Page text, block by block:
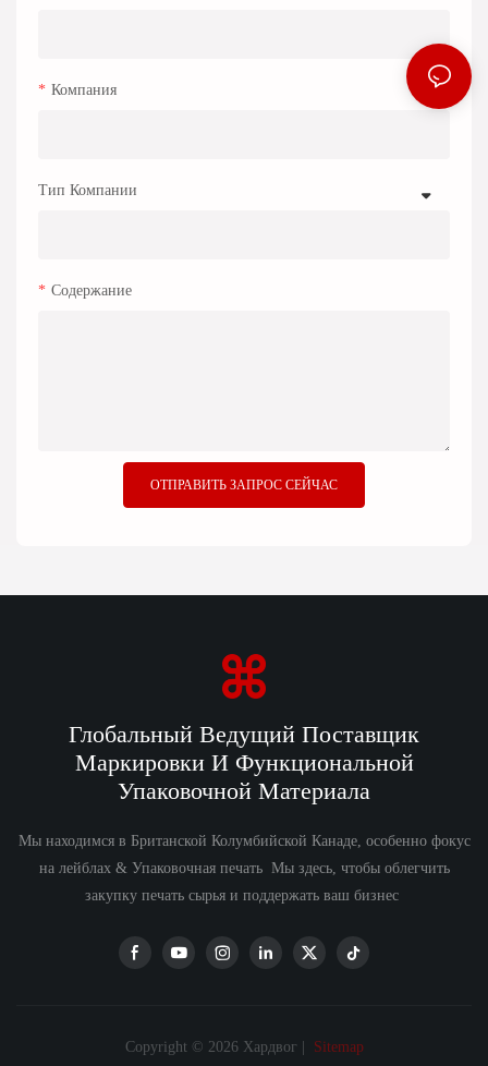
Компания
Тип Компании
Содержание
ОТПРАВИТЬ ЗАПРОС СЕЙЧАС
Глобальный Ведущий Поставщик
Маркировки И Функциональной
Упаковочной Материала
Мы находимся в Британской Колумбийской Канаде, особенно фокус
на лейблах & Упаковочная печать Мы здесь, чтобы облегчить
закупку печать сырья и поддержать ваш бизнес
Copyright © 2026 Хардвог | Sitemap